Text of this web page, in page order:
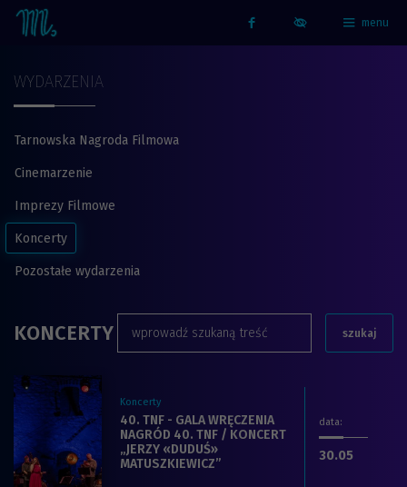
Strona główna - Kino Marzenie Facebook
menu
WYDARZENIA
Tarnowska Nagroda Filmowa
Cinemarzenie
Imprezy Filmowe
Koncerty
Pozostałe wydarzenia
KONCERTY szukaj
Koncerty
Zobacz więcej na temat filmu:
40. TNF - GALA WRĘCZENIA
NAGRÓD 40. TNF / KONCERT
„JERZY «DUDUŚ»
MATUSZKIEWICZ”
data:
dnia
30.05.2026